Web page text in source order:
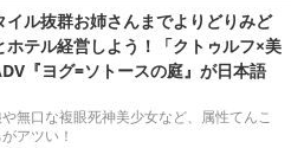
イル抜群お姉さんまでよりどりみど
ホテル経営しよう！「クトゥルフ×美
『ヨグ=ソトースの庭』が日本語
無口な複眼死神美少女など、属性てんこ
アツい！